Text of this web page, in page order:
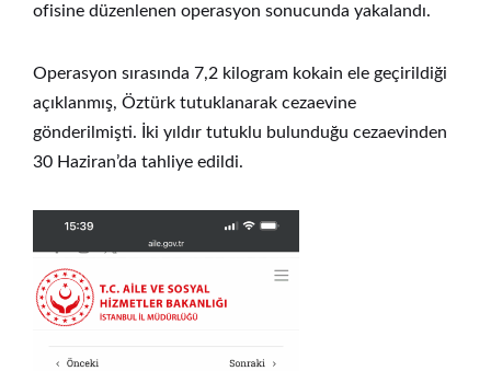
ofisine düzenlenen operasyon sonucunda yakalandı.
Operasyon sırasında 7,2 kilogram kokain ele geçirildiği
açıklanmış, Öztürk tutuklanarak cezaevine
gönderilmişti. İki yıldır tutuklu bulunduğu cezaevinden
30 Haziran’da tahliye edildi.